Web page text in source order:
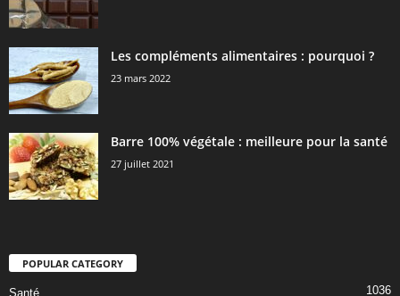
Les compléments alimentaires : pourquoi ?
23 mars 2022
Barre 100% végétale : meilleure pour la santé
27 juillet 2021
POPULAR CATEGORY
Santé 1036